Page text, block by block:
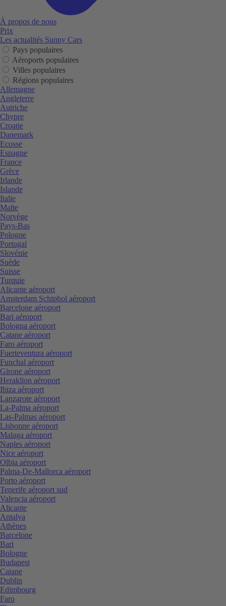
À propos de nous
Prix
Les actualités Sunny Cars
Pays populaires
Aéroports populaires
Villes populaires
Régions populaires
Allemagne
Angleterre
Autriche
Chypre
Croatie
Danemark
Ecosse
Espagne
France
Grèce
Irlande
Islande
Italie
Malte
Norvège
Pays-Bas
Pologne
Portugal
Slovénie
Suède
Suisse
Turquie
Alicante aéroport
Amsterdam Schiphol aéroport
Barcelone aéroport
Bari aéroport
Bologna aéroport
Catane aéroport
Faro aéroport
Fuerteventura aéroport
Funchal aéroport
Girone aéroport
Heraklion aéroport
Ibiza aéroport
Lanzarote aéroport
La-Palma aéroport
Las-Palmas aéroport
Lisbonne aéroport
Malaga aéroport
Naples aéroport
Nice aéroport
Olbia aéroport
Palma-De-Mallorca aéroport
Porto aéroport
Tenerife aéroport sud
Valencia aéroport
Alicante
Antalya
Athènes
Barcelone
Bari
Bologne
Budapest
Catane
Dublin
Edimbourg
Faro